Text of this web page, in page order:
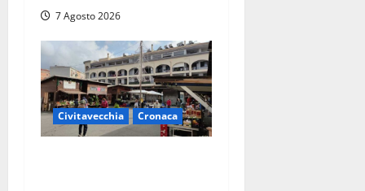
7 Agosto 2026
Civitavecchia Cronaca